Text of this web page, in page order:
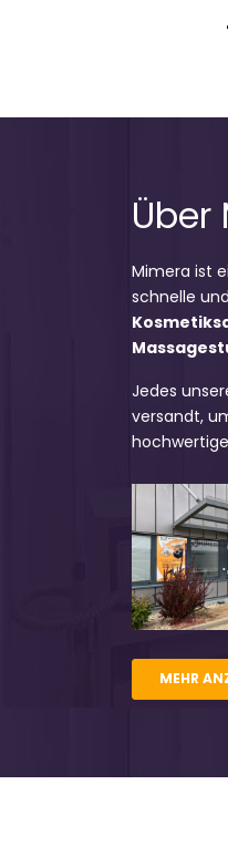
Über
Mimera ist
schnelle und
Jedes
versandt,
MEHR